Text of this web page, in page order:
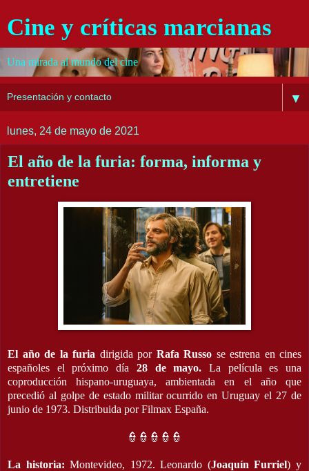
Cine y críticas marcianas
Una mirada al mundo del cine
▼
lunes, 24 de mayo de 2021
El año de la furia: forma, informa y
entretiene
El año de la furia dirigida por Rafa Russo se estrena en cines
españoles el próximo día 28 de mayo. La película es una
coproducción hispano-uruguaya, ambientada en el año que
precedió al golpe de estado militar ocurrido en Uruguay el 27 de
junio de 1973. Distribuida por Filmax España.
👮👮👮👮👮
La historia: Montevideo, 1972. Leonardo (Joaquín Furriel) y